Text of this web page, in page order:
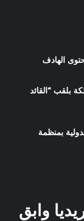
الهادف
بلقب “القائد
بمنظمة
وابق